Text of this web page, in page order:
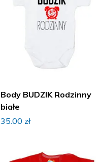
Body BUDZIK Rodzinny
białe
35.00 zł